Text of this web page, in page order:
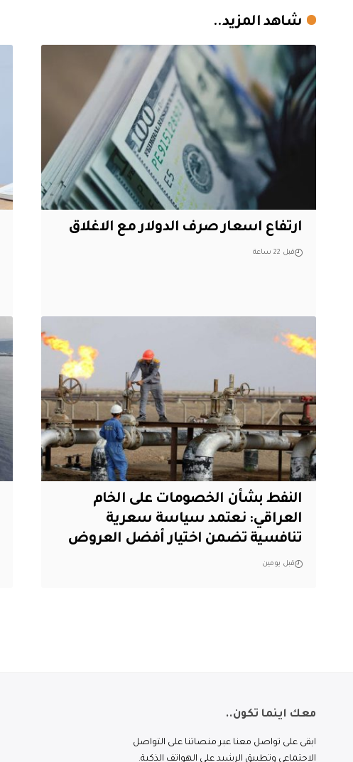
شاهد المزيد..
ارتفاع اسعار صرف الدولار مع الاغلاق
قبل 22 ساعة
النفط بشأن الخصومات على الخام
العراقي: نعتمد سياسة سعرية
تنافسية تضمن اختيار أفضل العروض
قبل يومين
معك اينما تكون..
ابقى على تواصل معنا عبر منصاتنا على التواصل
الاجتماعي وتطبيق الرشيد على الهواتف الذكية.